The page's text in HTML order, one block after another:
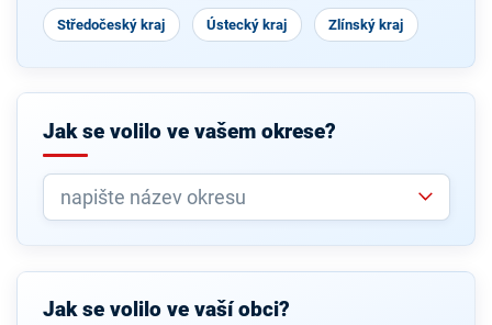
Středočeský kraj Ústecký kraj Zlínský kraj
Jak se volilo ve vašem okrese?
Jak se volilo ve vaší obci?